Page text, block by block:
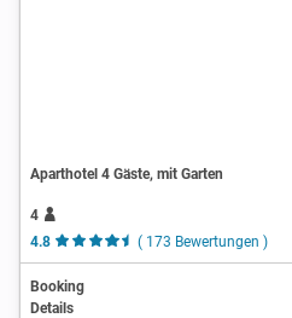
Aparthotel 4 Gäste, mit Garten
4
4.8
( 173 Bewertungen )
Booking
Details